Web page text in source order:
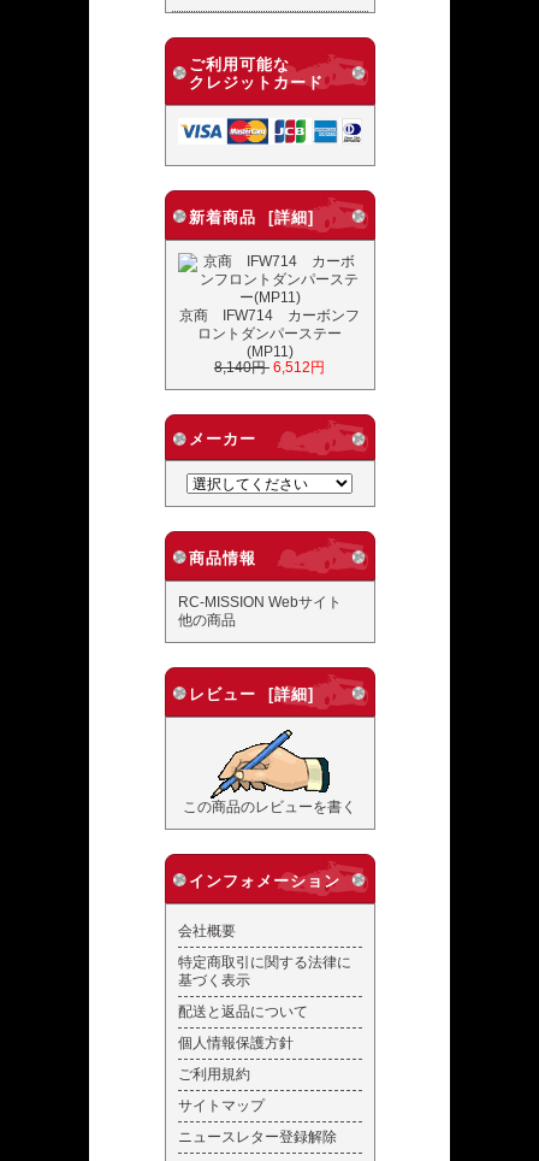
ご利用可能な
クレジットカード
新着商品 [詳細]
京商 IFW714 カーボンフ
ロントダンパーステー
(MP11)
8,140円 6,512円
メーカー
商品情報
RC-MISSION Webサイト
他の商品
レビュー [詳細]
この商品のレビューを書く
インフォメーション
会社概要
特定商取引に関する法律に
基づく表示
配送と返品について
個人情報保護方針
ご利用規約
サイトマップ
ニュースレター登録解除